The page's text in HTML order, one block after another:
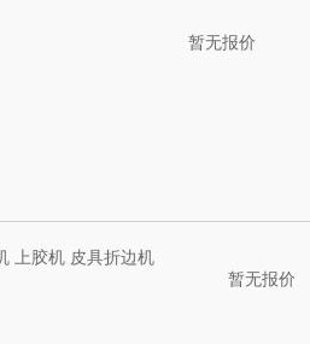
暂无报价
上胶机 皮具折边机
暂无报价